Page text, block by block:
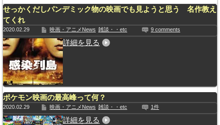
せっかくだしパンデミック物の映画でも見ようと思う 名作教え
てくれ
2020.02.29 映画・アニメNews 雑談・・etc 9 comments
詳細を見る
ポケモン映画の最高峰って何？
2020.02.29 映画・アニメNews 雑談・・etc 1件
詳細を見る